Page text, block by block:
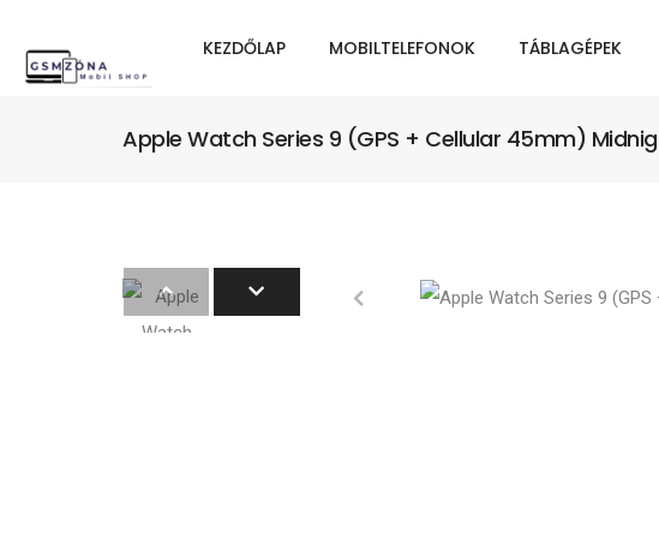
KEZDŐLAP MOBILTELEFONOK TÁBLAGÉPEK
Apple Watch Series 9 (GPS + Cellular 45mm)